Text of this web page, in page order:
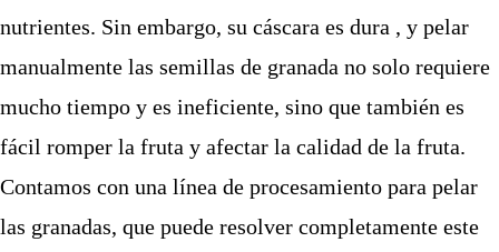
nutrientes. Sin embargo, su cáscara es dura , y pelar
manualmente las semillas de granada no solo requiere
mucho tiempo y es ineficiente, sino que también es
fácil romper la fruta y afectar la calidad de la fruta.
Contamos con una línea de procesamiento para pelar
las granadas, que puede resolver completamente este